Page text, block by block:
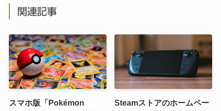
関連記事
スマホ版「Pokémon
Steamストアのホームペー